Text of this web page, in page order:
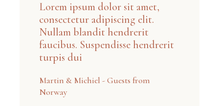
Lorem ipsum dolor sit amet,
consectetur adipiscing elit.
Nullam blandit hendrerit
faucibus. Suspendisse hendrerit
turpis dui
Martin & Michiel - Guests from
Norway